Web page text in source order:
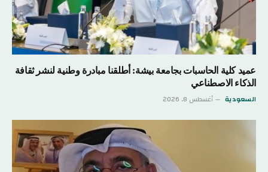
عميد كلية الحاسبات بجامعة بيشة: أطلقنا مبادرة وطنية لنشر ثقافة
الذكاء الاصطناعي
السعودية أغسطس 8, 2026